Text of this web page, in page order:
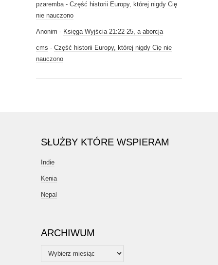
pzaremba- Część historii Europy, której nigdy Cię
nie nauczono
Anonim - Księga Wyjścia 21:22-25, a aborcja
cms - Część historii Europy, której nigdy Cię nie
nauczono
SŁUŻBY KTÓRE WSPIERAM
Indie
Kenia
Nepal
ARCHIWUM
Archiwum